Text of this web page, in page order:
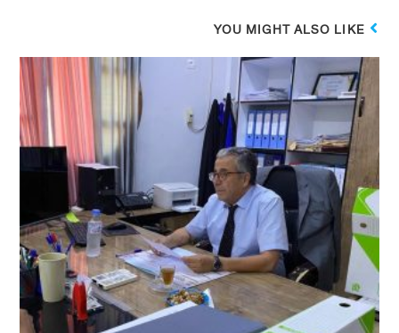
YOU MIGHT ALSO LIKE